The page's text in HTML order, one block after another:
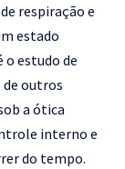
respiração e
estado
estudo de
outros
a ótica
interno e
do tempo.